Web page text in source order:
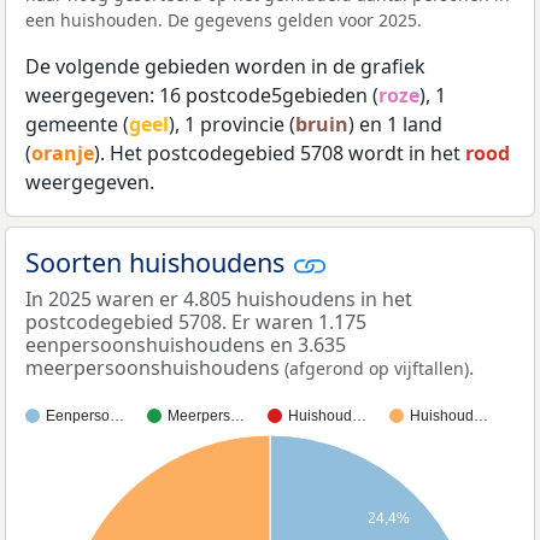
een huishouden. De gegevens gelden voor 2025.
De volgende gebieden worden in de grafiek
weergegeven: 16 postcode5gebieden (roze), 1
gemeente (geel), 1 provincie (bruin) en 1 land
(oranje). Het postcodegebied 5708 wordt in het rood
weergegeven.
Soorten huishoudens
In 2025 waren er 4.805 huishoudens in het
postcodegebied 5708. Er waren 1.175
eenpersoonshuishoudens en 3.635
meerpersoonshuishoudens (afgerond op vijftallen).
Eenperso… Meerpers… Huishoud… Huishoud…
24,4%